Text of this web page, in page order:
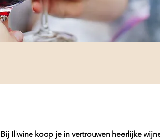
Bij Iliwine koop je in vertrouwen heerlijke